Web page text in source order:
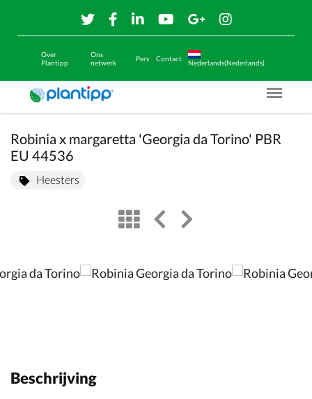
Over
Plantipp
Ons
netwerk
Pers Contact
Nederlands(Nederlands)
Menu
Robinia x margaretta 'Georgia da Torino' PBR
EU 44536
Heesters
viewleft arrow
right arrow
Beschrijving